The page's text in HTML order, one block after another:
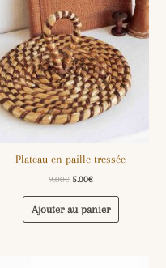
Plateau en paille tressée
9.00€ 5.00€
Ajouter au panier